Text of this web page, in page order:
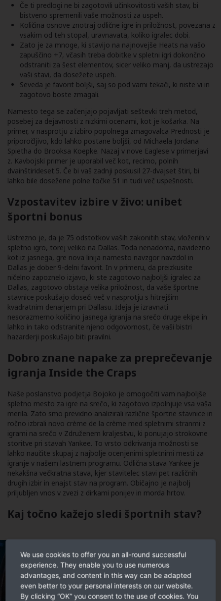
Če ti predlogi ne bi zagotovili učinkovitosti vaših stav, bi
bistveno spremenili vaše možnosti za uspeh.
Količina osnove znotraj odlične igre in priložnost, povezana z
vsakim od teh stopal, uravnavata, koliko igralec dobi.
Zato je za mnoge, ki stavijo na najnovejše Heats na vašo
zapuščino +7, včasih treba dobitke v spletni igri dokončno
odstraniti za šest elementov, sicer veliko manj, da ustrezajo
vaši stavi, da dosežete uspeh.
Seveda je favorit boljši, saj so pod vami tekači, ki niste vi in ​​
zagotovo boste zmagali.
Namesto tega se začenjajo pojavljati seštevki treh metod,
posebej za dejavnosti z nizkimi ocenami, kot je košarka. Na
primer, v nasprotju z izbiro popolnega zmagovalca Prednosti je
priporočljivo, kdo lahko postane boljši, od Michaela Jordana
Spietha do Brooksa Koepke. Nazaj v nove Eaglese v primerjavi
z. Kavbojski primer je uporabil več kot, recimo, polnih
dvainštirideset.5. Če bi vaš zadnji poskusil 27-dvajset štiri, bi
lahko bile dosežene polne točke 51 in tudi več uspešnosti.
Vzpostavitev izbire v živo: unibet
športni bonus
Ustrezno je, da je 75 odstotkov vaših zakonitih stav, vloženih v
spletno igro, torej veliko na Dallas. Toda nenadoma, navidezno
kot iz jasnega, gre nova linija namesto navzgor navzdol in
Dallas je dober 9-delni favorit. In v primeru, da preizkusite
ničelno zapoznelo izjavo, ki ste zagotovo najboljši igralec za
Dallas, zagotovo obstaja velika priložnost, da vaše športne
stavnice poskušajo doseči več v nasprotju s hitrejšim
kvadratnim denarjem pri Dallasu. Ideja je izravnati
nesorazmerno količino jasnega igranja na srečo druge ekipe in
lahko in tako odstranite njeno odgovornost, če vaši bistri
hazarderji poskušajo biti pravilni.
Dobro znane napake za preprečevanje
igranja Inside the Craps
Naše poslanstvo podjetja Bojoko je omogočiti vam najboljše
spletno mesto za igre na srečo, ki zagotovo izpolnjuje vsa vaša
merila. Zato smo previdno analizirali različne športne stavnice in
ročno izbrali novo crème de la crème med spletnimi stranmi z
igrami na srečo v Združenem kraljestvu, ki ponujajo strokovne
storitve pri stavah Yankee. To vrsto odkrivanja možnosti se
lahko naučite skupaj z najbolje ocenjenimi spletnimi mesti za
igranje v našem lastnem programu. Odlična stava Yankee je
nekakšna večkratna stava, kjer stavitelec stavi pet različnih
drugih izbir in enajst stav na program. Običajno je najbolj
priljubljen vnos v zvezi z dirkami ponijev in morda hrtov.
Kaj točno kažejo sledi športnih stav?
We use cookies to offer you an all-round successful
experience. They enable you to use numerous
advantages, and content in this way can be adapted
even better to your personal interests on our website.
By clicking “OK” you consent to the use of cookies. You